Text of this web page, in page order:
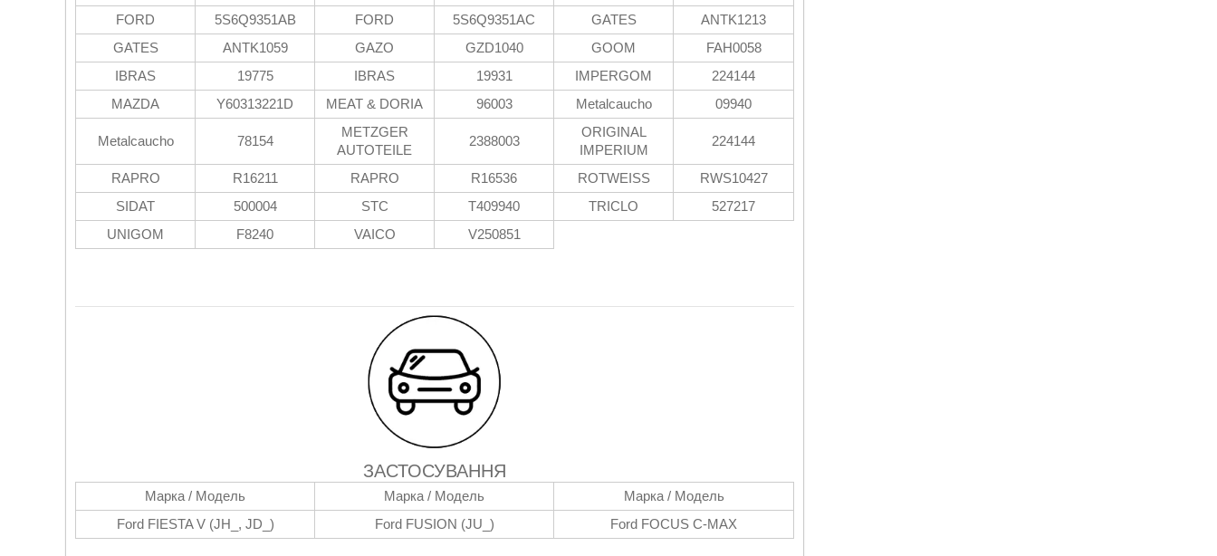
FORD
5S6Q9351AB FORD 5S6Q9351AC GATES
ANTK1213
GATES
ANTK1059 GAZO GZD1040 GOOM
FAH0058
IBRAS
19775 IBRAS 19931 IMPERGOM
224144
MAZDA
Y60313221D MEAT & DORIA 96003 Metalcaucho 09940
Metalcaucho 78154
METZGER
AUTOTEILE
2388003
ORIGINAL
IMPERIUM
224144
RAPRO R16211 RAPRO R16536 ROTWEISS
RWS10427
SIDAT
500004 STC T409940 TRICLO
527217
UNIGOM
F8240 VAICO V250851
ЗАСТОСУВАННЯ
Марка / Модель Марка / Модель
Марка / Модель
Ford FIESTA V (JH_, JD_)
Ford FUSION (JU_) Ford FOCUS C-MAX